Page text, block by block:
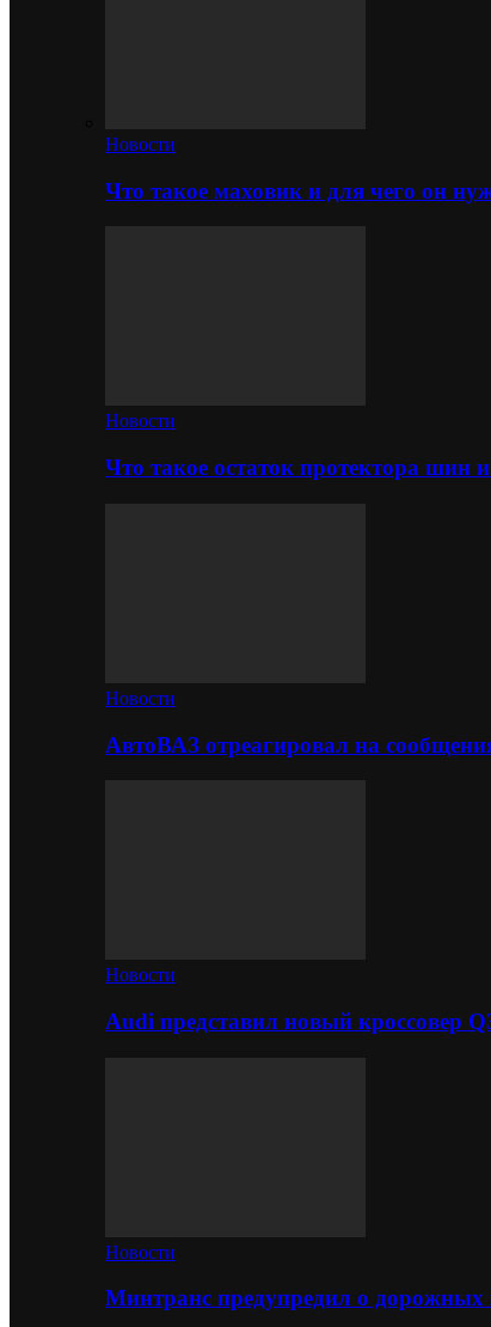
Новости
Что такое маховик и для чего он
Новости
Что такое остаток протектора шин
Новости
АвтоВАЗ отреагировал на
Новости
Audi представил новый кроссовер
Новости
Минтранс предупредил о дорожных